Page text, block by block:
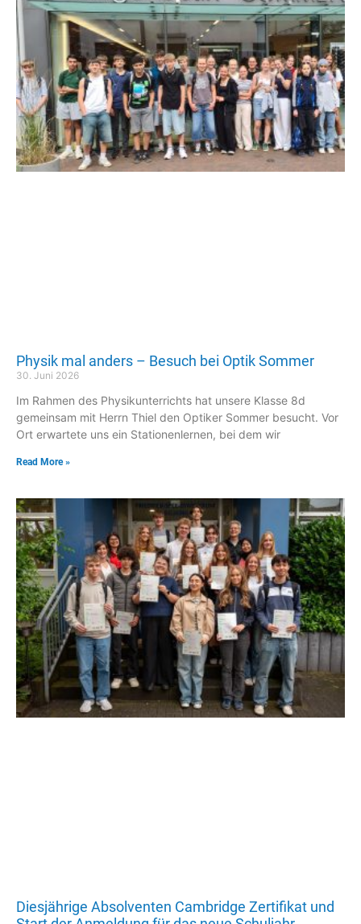
Physik mal anders – Besuch bei Optik Sommer
30. Juni 2026
Im Rahmen des Physikunterrichts hat unsere Klasse 8d
gemeinsam mit Herrn Thiel den Optiker Sommer besucht. Vor
Ort erwartete uns ein Stationenlernen, bei dem wir
Read More »
Diesjährige Absolventen Cambridge Zertifikat und